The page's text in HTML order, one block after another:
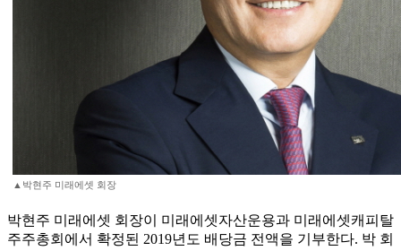
▲박현주 미래에셋 회장
박현주 미래에셋 회장이 미래에셋자산운용과 미래에셋캐피탈
주주총회에서 확정된 2019년도 배당금 전액을 기부한다. 박 회